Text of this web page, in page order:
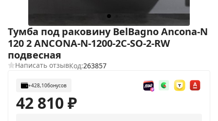
Тумба под раковину BelBagno Ancona-N
120 2 ANCONA-N-1200-2C-SO-2-RW
подвесная
Написать отзывКод:263857
+428,10бонусов
42 810₽